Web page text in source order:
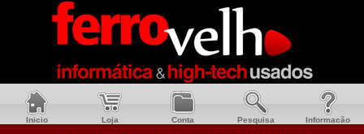
Inicio Loja Conta Pesquisa Informacão